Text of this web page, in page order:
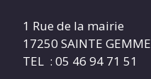
1 Rue de la mairie
17250 SAINTE GEMME
TEL : 05 46 94 71 51